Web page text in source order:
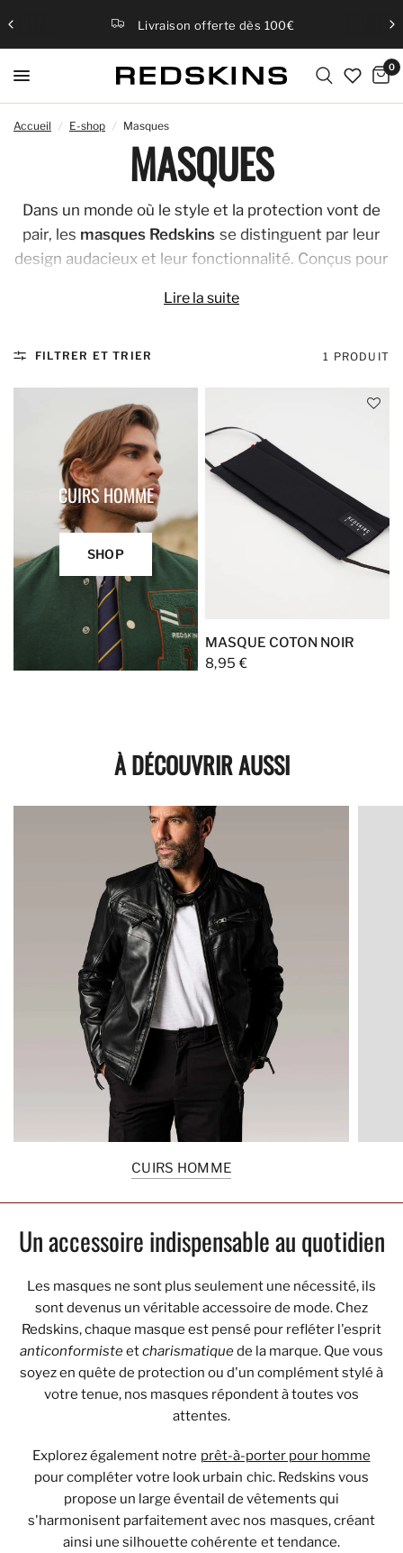
Livraison offerte dès 100€
0
Accueil / E-shop / Masques
MASQUES
Dans un monde où le style et la protection vont de
pair, les masques Redskins se distinguent par leur
design audacieux et leur fonctionnalité. Conçus pour
masques allient l'héritage de Redskins à une
Lire la suite
FILTRER ET TRIER 1 PRODUIT
CUIRS HOMME
SHOP
MASQUE COTON NOIR
8,95 €
À DÉCOUVRIR AUSSI
CUIRS HOMME
Un accessoire indispensable au quotidien
Les masques ne sont plus seulement une nécessité, ils
sont devenus un véritable accessoire de mode. Chez
Redskins, chaque masque est pensé pour refléter l'esprit
anticonformisteetcharismatiquede la marque. Que vous
soyez en quête de protection ou d'un complément stylé à
votre tenue, nos masques répondent à toutes vos
attentes.
Explorez également notre prêt-à-porter pour homme
pour compléter votre look urbain chic. Redskins vous
propose un large éventail de vêtements qui
s'harmonisent parfaitement avec nos masques, créant
ainsi une silhouette cohérente et tendance.